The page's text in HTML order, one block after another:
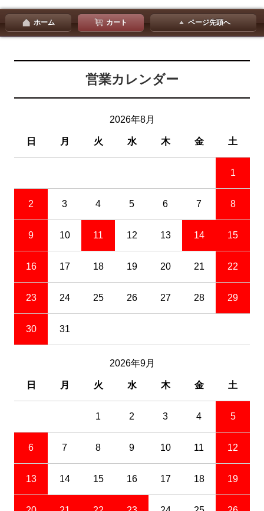
ホーム カート ページ先頭へ
営業カレンダー
2026年8月
日 月 火 水 木 金 土
1
2 3 4 5 6 7 8
9 10 11 12 13 14 15
16 17 18 19 20 21 22
23 24 25 26 27 28 29
30 31
2026年9月
日 月 火 水 木 金 土
1 2 3 4 5
6 7 8 9 10 11 12
13 14 15 16 17 18 19